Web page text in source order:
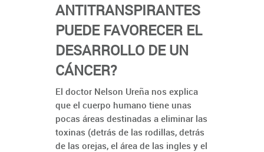
ANTITRANSPIRANTES
PUEDE FAVORECER EL
DESARROLLO DE UN
CÁNCER?
El doctor Nelson Ureña nos explica
que el cuerpo humano tiene unas
pocas áreas destinadas a eliminar las
toxinas (detrás de las rodillas, detrás
de las orejas, el área de las ingles y el